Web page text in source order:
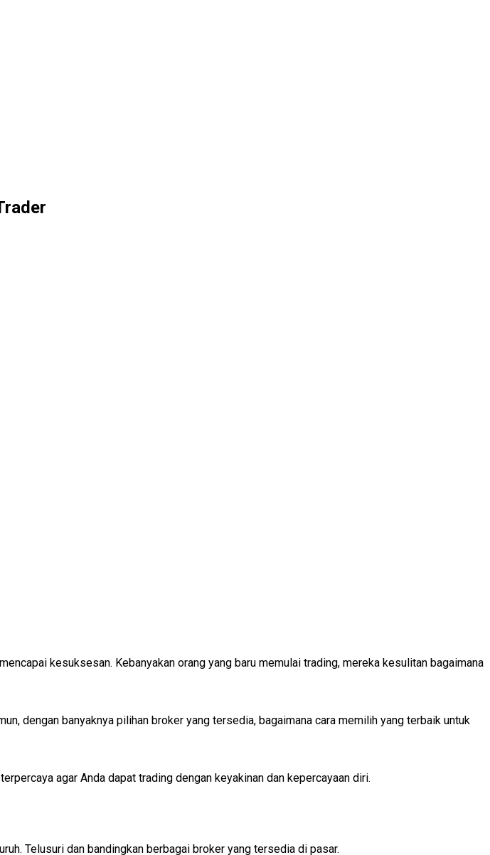
kesuksesan. Kebanyakan orang yang baru memulai trading, mereka kesulitan bagaimana
dengan banyaknya pilihan broker yang tersedia, bagaimana cara memilih yang terbaik untuk
terpercaya agar Anda dapat trading dengan keyakinan dan kepercayaan diri.
Telusuri dan bandingkan berbagai broker yang tersedia di pasar.